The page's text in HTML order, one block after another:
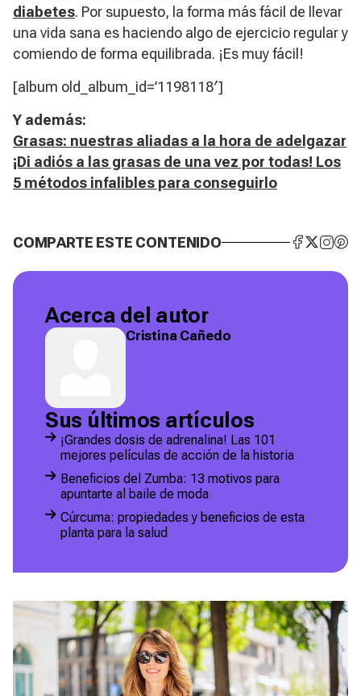
diabetes. Por supuesto, la forma más fácil de llevar
una vida sana es haciendo algo de ejercicio regular y
comiendo de forma equilibrada. ¡Es muy fácil!
[album old_album_id=’1198118′]
Y además:
Grasas: nuestras aliadas a la hora de adelgazar
¡Di adiós a las grasas de una vez por todas! Los
5 métodos infalibles para conseguirlo
COMPARTE ESTE CONTENIDO
Acerca del autor
Cristina Cañedo
Sus últimos artículos
¡Grandes dosis de adrenalina! Las 101
mejores películas de acción de la historia
Beneficios del Zumba: 13 motivos para
apuntarte al baile de moda
Cúrcuma: propiedades y beneficios de esta
planta para la salud